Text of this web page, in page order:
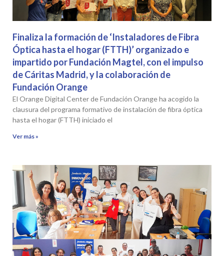
Finaliza la formación de ‘Instaladores de Fibra
Óptica hasta el hogar (FTTH)’ organizado e
impartido por Fundación Magtel, con el impulso
de Cáritas Madrid, y la colaboración de
Fundación Orange
El Orange Digital Center de Fundación Orange ha acogido la
clausura del programa formativo de instalación de fibra óptica
hasta el hogar (FTTH) iniciado el
Ver más »